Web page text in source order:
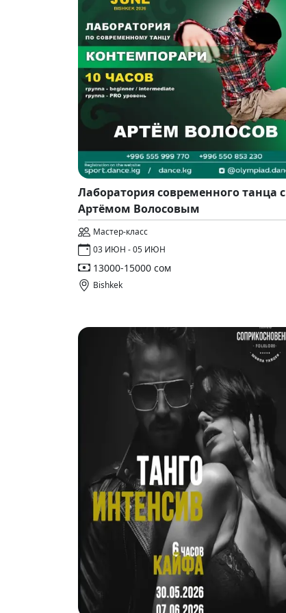
Лаборатория современного танца с
Артёмом Волосовым
Мастер-класс
03 ИЮН - 05 ИЮН
13000-15000 сом
Bishkek